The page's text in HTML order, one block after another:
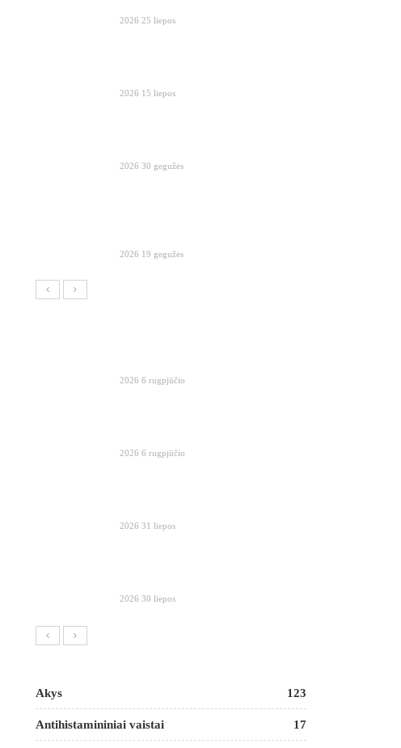
2026 25 liepos
2026 15 liepos
2026 30 gegužės
2026 19 gegužės
2026 6 rugpjūčio
2026 6 rugpjūčio
2026 31 liepos
2026 30 liepos
Akys 123
Antihistamininiai vaistai 17